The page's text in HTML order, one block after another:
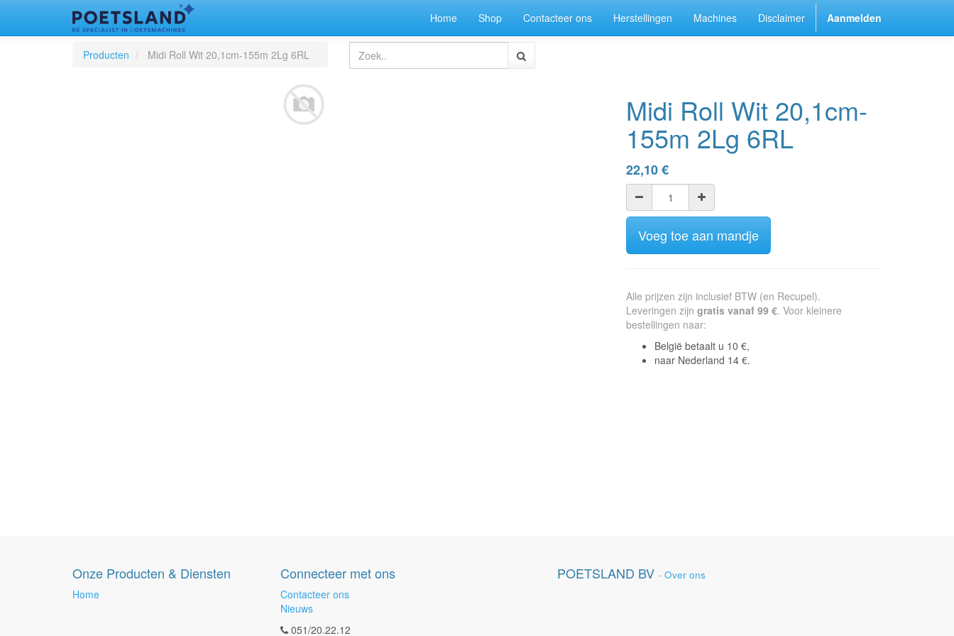
Home Shop Contacteer ons Herstellingen Machines Disclaimer Aanmelden
Producten Midi Roll Wit 20,1cm-155m 2Lg 6RL
Midi Roll Wit 20,1cm-
155m 2Lg 6RL
22,10€
Voeg toe aan mandje
Alle prijzen zijn inclusief BTW (en Recupel).
Leveringen zijn gratis vanaf 99 €. Voor kleinere
bestellingen naar:
België betaalt u 10 €,
naar Nederland 14 €.
Onze Producten & Diensten
Home
Connecteer met ons
Contacteer ons
Nieuws
051/20.22.12
POETSLAND BV - Over ons